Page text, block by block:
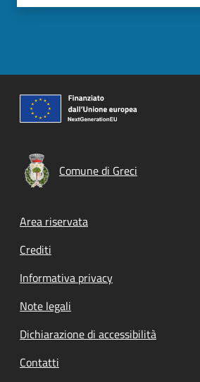
Comune di Greci
Footer menu
Area riservata
Crediti
Informativa privacy
Note legali
Dichiarazione di accessibilità
Contatti